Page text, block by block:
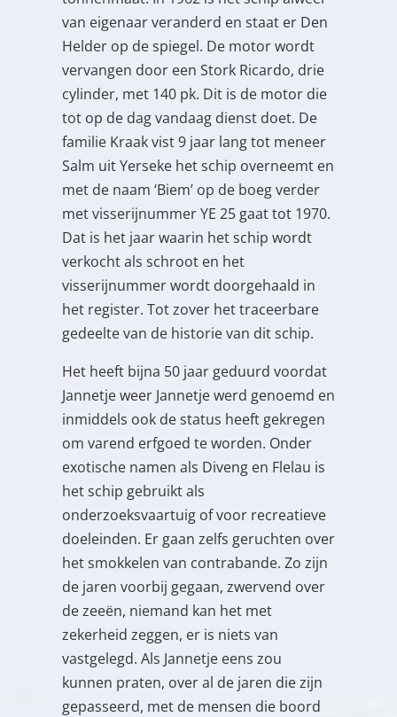
van eigenaar veranderd en staat er Den
Helder op de spiegel. De motor wordt
vervangen door een Stork Ricardo, drie
cylinder, met 140 pk. Dit is de motor die
tot op de dag vandaag dienst doet. De
familie Kraak vist 9 jaar lang tot meneer
Salm uit Yerseke het schip overneemt en
met de naam ‘Biem’ op de boeg verder
met visserijnummer YE 25 gaat tot 1970.
Dat is het jaar waarin het schip wordt
verkocht als schroot en het
visserijnummer wordt doorgehaald in
het register. Tot zover het traceerbare
gedeelte van de historie van dit schip.
Het heeft bijna 50 jaar geduurd voordat
Jannetje weer Jannetje werd genoemd en
inmiddels ook de status heeft gekregen
om varend erfgoed te worden. Onder
exotische namen als Diveng en Flelau is
het schip gebruikt als
onderzoeksvaartuig of voor recreatieve
doeleinden. Er gaan zelfs geruchten over
het smokkelen van contrabande. Zo zijn
de jaren voorbij gegaan, zwervend over
de zeeën, niemand kan het met
zekerheid zeggen, er is niets van
vastgelegd. Als Jannetje eens zou
kunnen praten, over al de jaren die zijn
gepasseerd, met de mensen die boord